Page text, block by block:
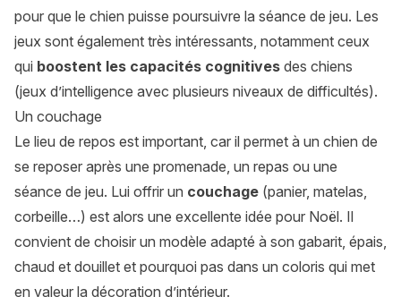
pour que le chien puisse poursuivre la séance de jeu. Les
jeux sont également très intéressants, notamment ceux
qui boostent les capacités cognitives des chiens
(jeux d’intelligence avec plusieurs niveaux de difficultés).
Un couchage
Le lieu de repos est important, car il permet à un chien de
se reposer après une promenade, un repas ou une
séance de jeu. Lui offrir un couchage (panier, matelas,
corbeille…) est alors une excellente idée pour Noël. Il
convient de choisir un modèle adapté à son gabarit, épais,
chaud et douillet et pourquoi pas dans un coloris qui met
en valeur la décoration d’intérieur.